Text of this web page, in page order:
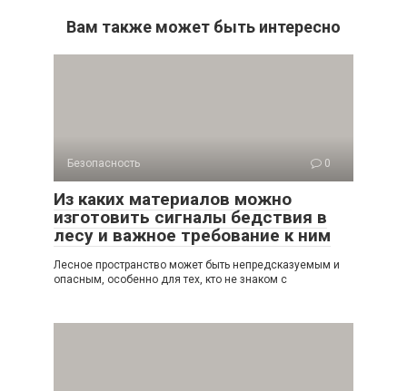
Вам также может быть интересно
Безопасность 0
Из каких материалов можно
изготовить сигналы бедствия в
лесу и важное требование к ним
Лесное пространство может быть непредсказуемым и
опасным, особенно для тех, кто не знаком с